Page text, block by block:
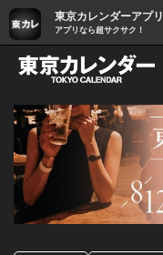
東京カレンダーアプリ
アプリなら超サクサク！